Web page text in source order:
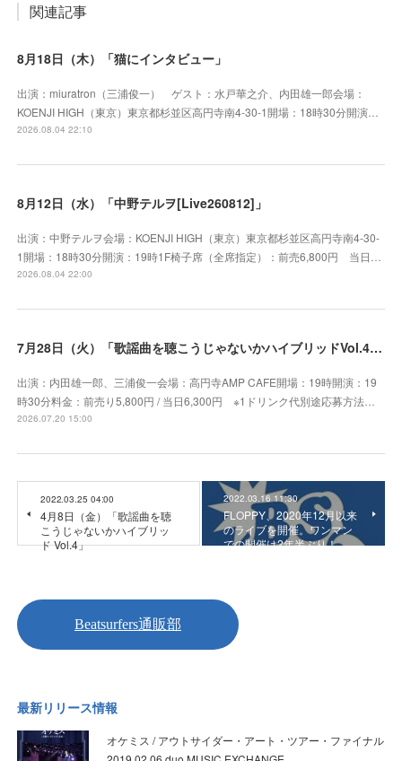
関連記事
8月18日（木）「猫にインタビュー」
出演：miuratron（三浦俊一） ゲスト：水戸華之介、内田雄一郎会場：
KOENJI HIGH（東京）東京都杉並区高円寺南4-30-1開場：18時30分開演…
2026.08.04 22:10
8月12日（水）「中野テルヲ[Live260812]」
出演：中野テルヲ会場：KOENJI HIGH（東京）東京都杉並区高円寺南4-30-
1開場：18時30分開演：19時1F椅子席（全席指定）：前売6,800円 当日…
2026.08.04 22:00
7月28日（火）「歌謡曲を聴こうじゃないかハイブリッドVol.41」
出演：内田雄一郎、三浦俊一会場：高円寺AMP CAFE開場：19時開演：19
時30分料金：前売り5,800円 / 当日6,300円 ※1ドリンク代別途応募方法…
2026.07.20 15:00
2022.03.25 04:00
4月8日（金）「歌謡曲を聴
こうじゃないかハイブリッ
ド Vol.4」
2022.03.16 11:30
FLOPPY、2020年12月以来
のライブを開催。ワンマン
での開催は2年半ぶり！
最新リリース情報
オケミス / アウトサイダー・アート・ツアー・ファイナル